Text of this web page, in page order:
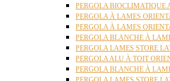
PERGOLA BIOCLIMATIQUE
PERGOLA À LAMES
PERGOLA À LAMES
PERGOLA BLANCHE À
PERGOLA LAMES STORE
PERGOLA ALU À TOIT
PERGOLA BLANCHE À